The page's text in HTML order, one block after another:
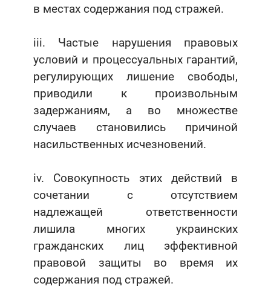
в местах содержания под стражей.
iii. Частые нарушения правовых
условий и процессуальных гарантий,
регулирующих лишение свободы,
приводили к произвольным
задержаниям, а во множестве
случаев становились причиной
насильственных исчезновений.
iv. Совокупность этих действий в
сочетании с отсутствием
надлежащей ответственности
лишила многих украинских
гражданских лиц эффективной
правовой защиты во время их
содержания под стражей.